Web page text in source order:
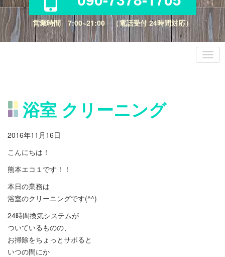
営業時間 7:00~21:00 （電話受付 24時間対応）
浴室 クリーニング
2016年11月16日
こんにちは！
熊本エコ１です！！
本日の業務は
浴室のクリーニングです(^^)
24時間換気システムが
ついているものの、
お掃除をちょっとサボると
いつの間にか